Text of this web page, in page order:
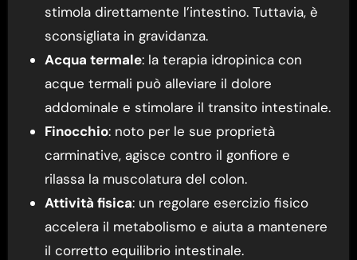
stimola direttamente l’intestino. Tuttavia, è
sconsigliata in gravidanza.
Acqua termale: la terapia idropinica con
acque termali può alleviare il dolore
addominale e stimolare il transito intestinale.
Finocchio: noto per le sue proprietà
carminative, agisce contro il gonfiore e
rilassa la muscolatura del colon.
Attività fisica: un regolare esercizio fisico
accelera il metabolismo e aiuta a mantenere
il corretto equilibrio intestinale.